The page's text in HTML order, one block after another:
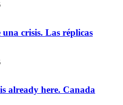
una crisis. Las réplicas
already here. Canada